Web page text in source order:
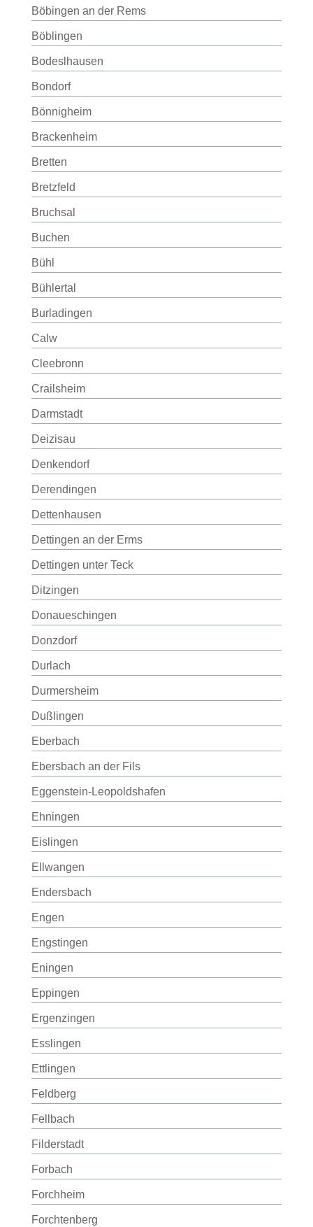
Böbingen an der Rems
Böblingen
Bodeslhausen
Bondorf
Bönnigheim
Brackenheim
Bretten
Bretzfeld
Bruchsal
Buchen
Bühl
Bühlertal
Burladingen
Calw
Cleebronn
Crailsheim
Darmstadt
Deizisau
Denkendorf
Derendingen
Dettenhausen
Dettingen an der Erms
Dettingen unter Teck
Ditzingen
Donaueschingen
Donzdorf
Durlach
Durmersheim
Dußlingen
Eberbach
Ebersbach an der Fils
Eggenstein-Leopoldshafen
Ehningen
Eislingen
Ellwangen
Endersbach
Engen
Engstingen
Eningen
Eppingen
Ergenzingen
Esslingen
Ettlingen
Feldberg
Fellbach
Filderstadt
Forbach
Forchheim
Forchtenberg